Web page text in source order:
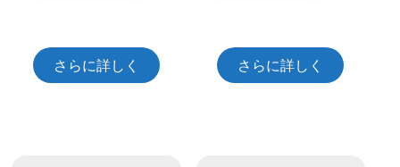
さらに詳しく さらに詳しく